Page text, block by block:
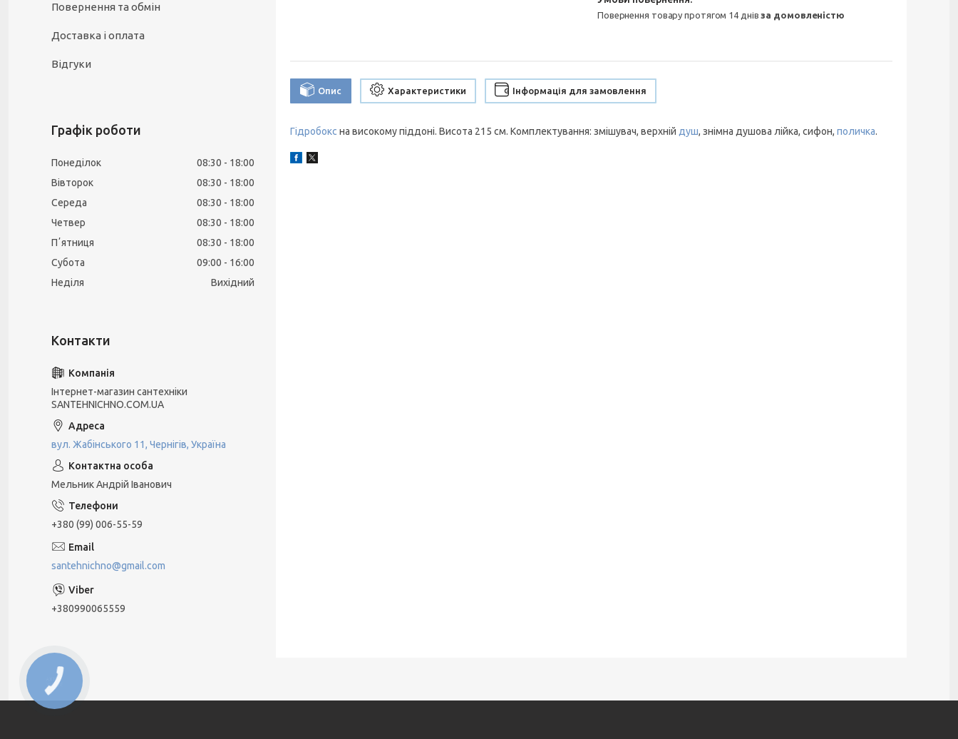
повернення товару протягом 14 днівза домовленістю
Опис Характеристики Інформація для замовлення
Гідробокс на високому піддоні. Висота 215 см. Комплектування: змішувач, верхній душ, знімна душова лійка, сифон, поличка.
Повернення та обмін
Доставка і оплата
Відгуки
Графік роботи
Понеділок 08:30
18:00
Вівторок
08:30
18:00
Середа
08:30
18:00
Четвер
08:30
18:00
Пʼятниця
08:30
18:00
Субота
09:00
16:00
Неділя
Вихідний
Інтернет-магазин сантехніки
SANTEHNICHNO.COM.UA
вул. Жабінського 11, Чернігів, Україна
Мельник Андрій Іванович
+380 (99) 006-55-59
santehnichno@gmail.com
+380990065559
КНОПКА
ЗВ'ЯЗКУ